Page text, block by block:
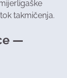
takmičenja.
—